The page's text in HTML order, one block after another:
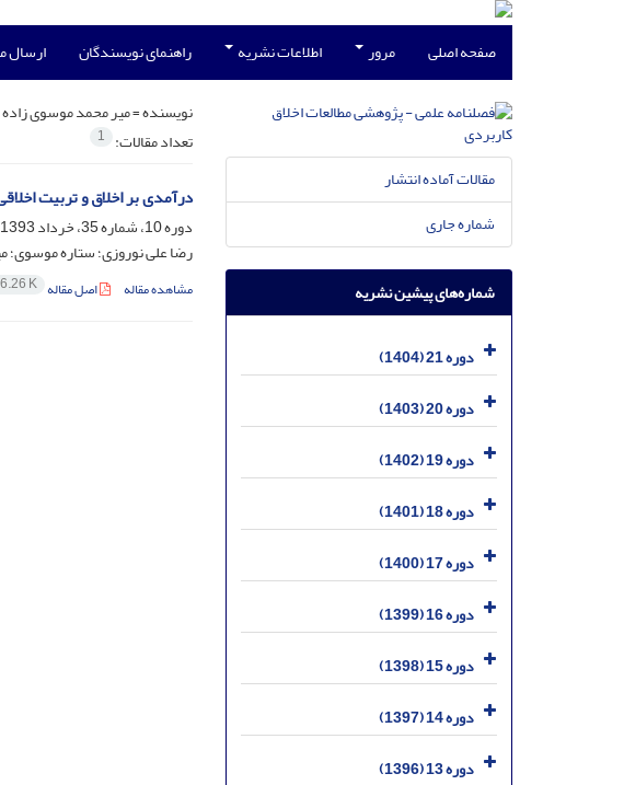
صفحه اصلی مرور اطلاعات نشریه راهنمای نویسندگان ارسال
نویسنده =میر محمد موسوی زاده
تعداد مقالات: 1
درآمدی بر اخلاق و تربیت
دوره 10، شماره 35، خرداد 1393، صفحه
رضا علی نوروزی؛ ستاره
مشاهده مقاله اصل مقاله K
مقالات آماده انتشار
شماره جاری
شماره‌های پیشین نشریه
دوره 21 (1404)
دوره 20 (1403)
دوره 19 (1402)
دوره 18 (1401)
دوره 17 (1400)
دوره 16 (1399)
دوره 15 (1398)
دوره 14 (1397)
دوره 13 (1396)